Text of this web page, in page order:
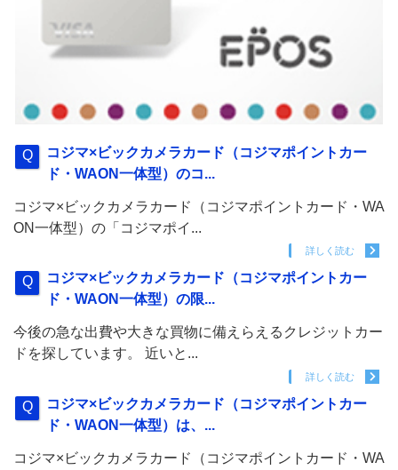
コジマ×ビックカメラカード（コジマポイントカー
ド・WAON一体型）のコ...
コジマ×ビックカメラカード（コジマポイントカード・WA
ON一体型）の「コジマポイ...
詳しく読む
コジマ×ビックカメラカード（コジマポイントカー
ド・WAON一体型）の限...
今後の急な出費や大きな買物に備えらえるクレジットカー
ドを探しています。 近いと...
詳しく読む
コジマ×ビックカメラカード（コジマポイントカー
ド・WAON一体型）は、...
コジマ×ビックカメラカード（コジマポイントカード・WA